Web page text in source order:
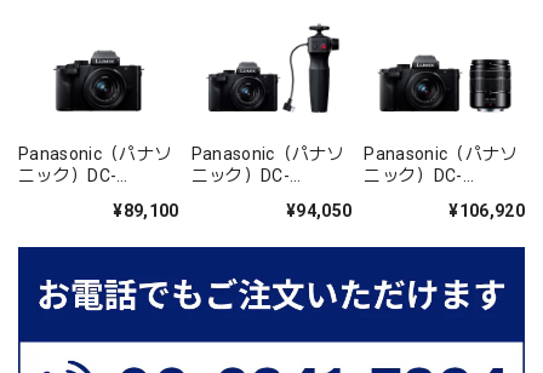
Panasonic（パナソ
ニック）DC-
G100D Kキット 標準
¥89,100
Panasonic（パナソ
ニック）DC-
G100D Vキット 標準
¥94,050
Panasonic（パナソ
ニック）DC-
G100D Wキット ダ
¥106,920